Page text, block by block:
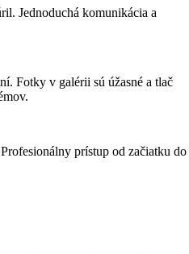
Jednoduchá komunikácia a
Fotky v galérii sú úžasné a tlač
prístup od začiatku do